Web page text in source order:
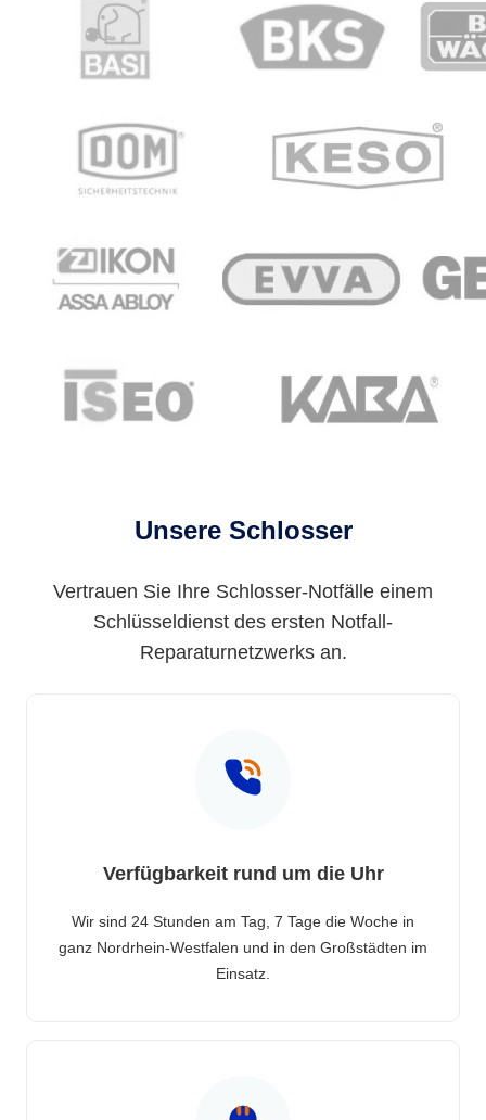
Unsere Schlosser
Vertrauen Sie Ihre Schlosser-Notfälle einem
Schlüsseldienst des ersten Notfall-
Reparaturnetzwerks an.
Verfügbarkeit rund um die Uhr
Wir sind 24 Stunden am Tag, 7 Tage die Woche in
ganz Nordrhein-Westfalen und in den Großstädten im
Einsatz.